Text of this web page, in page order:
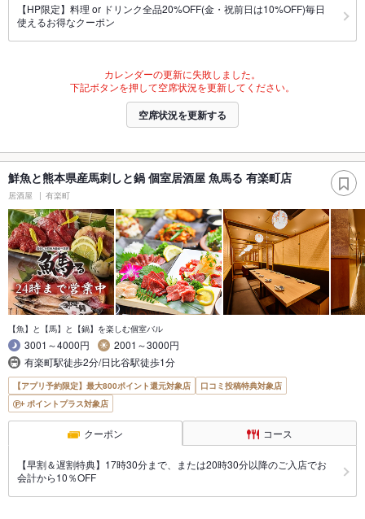
【HP限定】料理 or ドリンク全品20%OFF(金・祝前日は10%OFF)毎日
使えるお得なクーポン
カレンダーの更新に失敗しました。
下記ボタンを押して空席状況を更新してください。
空席状況を更新する
鮮魚と熊本県産馬刺しと鍋 個室居酒屋 魚馬る 有楽町店
居酒屋 有楽町
【魚】と【馬】と【鍋】を楽しむ個室バル
3001～4000円
2001～3000円
有楽町駅徒歩2分/日比谷駅徒歩1分
【アプリ予約限定】最大800ポイント還元対象店
口コミ投稿特典対象店
ポイントプラス対象店
クーポン コース
【早割＆遅割特典】17時30分まで、または20時30分以降のご入店でお
会計から10％OFF